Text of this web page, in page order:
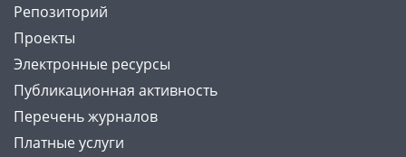
Репозиторий
Проекты
Электронные ресурсы
Публикационная активность
Перечень журналов
Платные услуги